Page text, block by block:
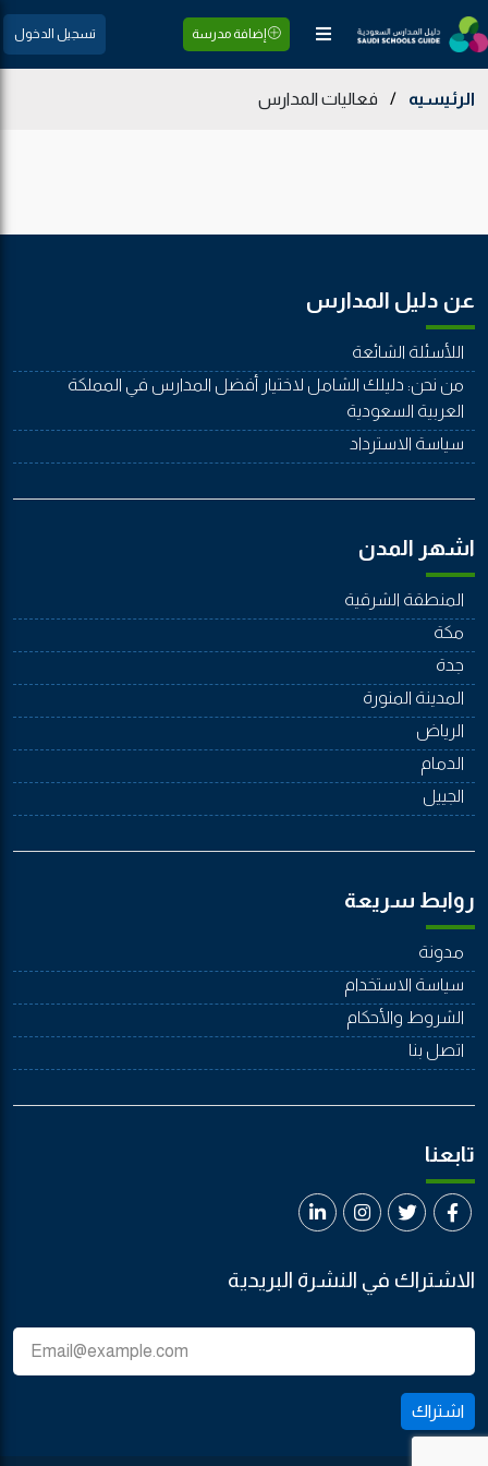
إضافة مدرسة تسجيل الدخول
الرئيسيه / فعاليات المدارس
عن دليل المدارس
اللأسئلة الشائعة
من نحن: دليلك الشامل لاختيار أفضل المدارس في المملكة
العربية السعودية
سياسة الاسترداد
اشهر المدن
المنطقة الشرقية
مكة
جدة
المدينة المنورة
الرياض
الدمام
الجييل
روابط سريعة
مدونة
سياسة الاستخدام
الشروط والأحكام
اتصل بنا
تابعنا
الاشتراك في النشرة البريدية
اشتراك